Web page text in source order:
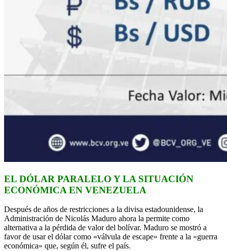
EL DÓLAR PARALELO Y LA SITUACIÓN
ECONÓMICA EN VENEZUELA
Después de años de restricciones a la divisa estadounidense, la
Administración de Nicolás Maduro ahora la permite como
alternativa a la pérdida de valor del bolívar. Maduro se mostró a
favor de usar el dólar como «válvula de escape» frente a la «guerra
económica» que, según él, sufre el país.